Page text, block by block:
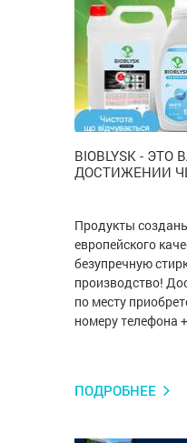
BIOBLYSK -
ДОСТИЖЕНИИ
Продукты
европейского
безупречную
производство!
по месту
номеру телефона
ПОДРОБНЕЕ